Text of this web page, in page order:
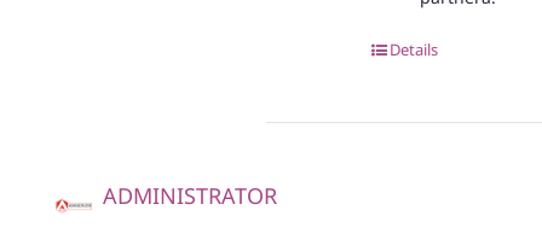
Details
ADMINISTRATOR